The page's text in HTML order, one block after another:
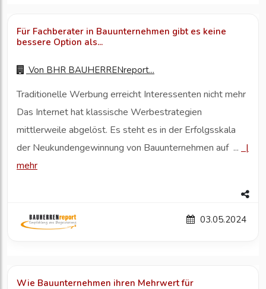
Für Fachberater in Bauunternehmen gibt es keine
bessere Option als...
Von BHR BAUHERRENreport...
Traditionelle Werbung erreicht Interessenten nicht mehr
Das Internet hat klassische Werbestrategien
mittlerweile abgelöst. Es steht es in der Erfolgsskala
der Neukundengewinnung von Bauunternehmen auf ...
|
mehr
03.05.2024
Wie Bauunternehmen ihren Mehrwert für